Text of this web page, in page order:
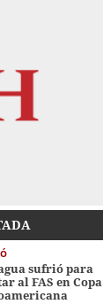
sufrió para
al FAS en Copa